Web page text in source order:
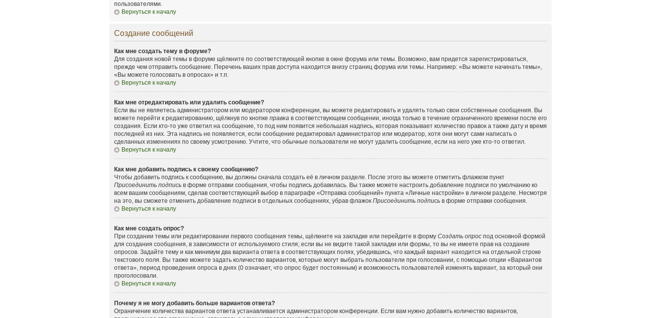
пользователями.
Вернуться к началу
Создание сообщений
Как мне создать тему в форуме?
Для создания новой темы в форуме щёлкните по соответствующей кнопке в окне форума или темы. Возможно, вам придется зарегистрироваться,
прежде чем отправить сообщение. Перечень ваших прав доступа находится внизу страниц форума или темы. Например: «Вы можете начинать темы»,
«Вы можете голосовать в опросах» и т.п.
Вернуться к началу
Как мне отредактировать или удалить сообщение?
Если вы не являетесь администратором или модератором конференции, вы можете редактировать и удалять только свои собственные сообщения. Вы
можете перейти к редактированию, щёлкнув по кнопке правка в соответствующем сообщении, иногда только в течение ограниченного времени после его
создания. Если кто-то уже ответил на сообщение, то под ним появится небольшая надпись, которая показывает количество правок а также дату и время
последней из них. Эта надпись не появляется, если сообщение редактировал администратор или модератор, хотя они могут сами написать о
сделанных изменениях по своему усмотрению. Учтите, что обычные пользователи не могут удалить сообщение, если на него уже кто-то ответил.
Вернуться к началу
Как мне добавить подпись к своему сообщению?
Чтобы добавить подпись к сообщению, вы должны сначала создать её в личном разделе. После этого вы можете отметить флажком пункт
Присоединить подпись в форме отправки сообщения, чтобы подпись добавилась. Вы также можете настроить добавление подписи по умолчанию ко
всем вашим сообщениям, сделав соответствующий выбор в параграфе «Отправка сообщений» пункта «Личные настройки» в личном разделе. Несмотря
на это, вы сможете отменить добавление подписи в отдельных сообщениях, убрав флажок Присоединить подпись в форме отправки сообщения.
Вернуться к началу
Как мне создать опрос?
При создании темы или редактировании первого сообщения темы, щёлкните на закладке или перейдите в форму Создать опрос под основной формой
для создания сообщения, в зависимости от используемого стиля; если вы не видите такой закладки или формы, то вы не имеете прав на создание
опросов. Задайте тему и как минимум два варианта ответа в соответствующих полях, убедившись, что каждый вариант находится на отдельной строке
текстового поля. Вы также можете задать количество вариантов, которые могут выбрать пользователи при голосовании, с помощью опции «Вариантов
ответа», период проведения опроса в днях (0 означает, что опрос будет постоянным) и возможность пользователей изменять вариант, за который они
проголосовали.
Вернуться к началу
Почему я не могу добавить больше вариантов ответа?
Ограничение количества вариантов ответа устанавливается администратором конференции. Если вам нужно добавить количество вариантов,